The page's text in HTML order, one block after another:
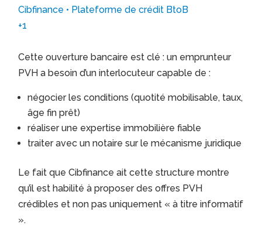
Cibfinance • Plateforme de crédit BtoB
+1
Cette ouverture bancaire est clé : un emprunteur
PVH a besoin d’un interlocuteur capable de :
négocier les conditions (quotité mobilisable, taux,
âge fin prêt)
réaliser une expertise immobilière fiable
traiter avec un notaire sur le mécanisme juridique
Le fait que Cibfinance ait cette structure montre
qu’il est habilité à proposer des offres PVH
crédibles et non pas uniquement « à titre informatif
».